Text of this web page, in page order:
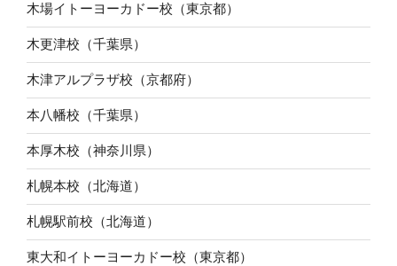
木場イトーヨーカドー校（東京都）
木更津校（千葉県）
木津アルプラザ校（京都府）
本八幡校（千葉県）
本厚木校（神奈川県）
札幌本校（北海道）
札幌駅前校（北海道）
東大和イトーヨーカドー校（東京都）